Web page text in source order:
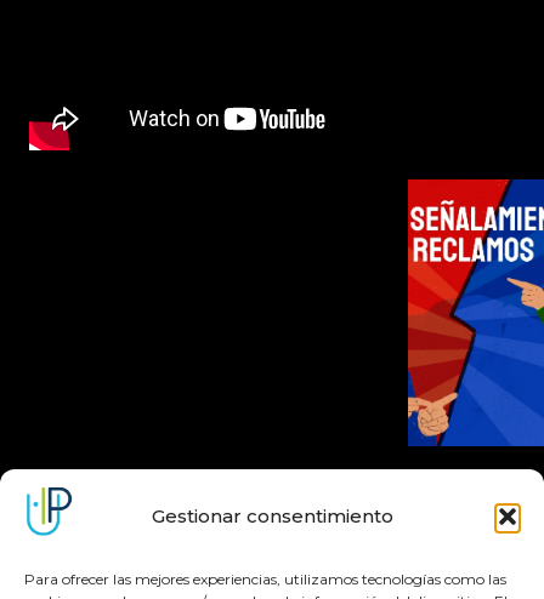
Gestionar consentimiento
Para ofrecer las mejores experiencias, utilizamos tecnologías como las
Galería Galería